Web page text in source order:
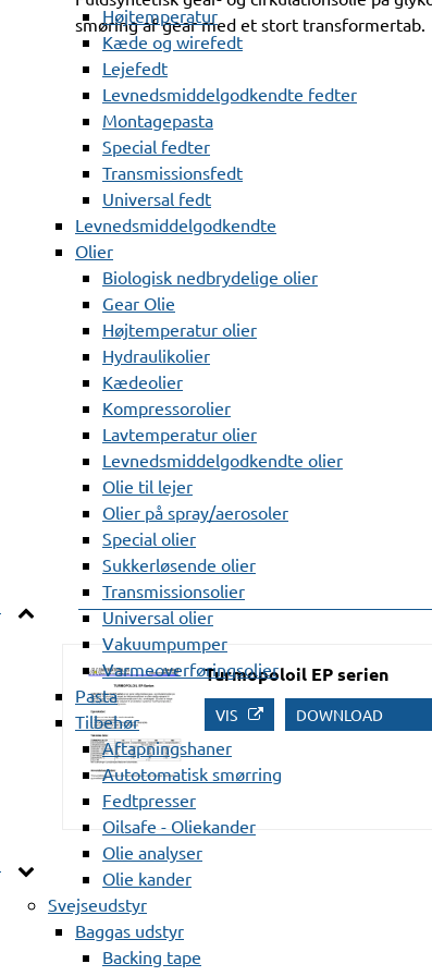
Højtemperatur
Kæde og wirefedt
Lejefedt
Levnedsmiddelgodkendte fedter
Montagepasta
Special fedter
Transmissionsfedt
Universal fedt
Levnedsmiddelgodkendte
Olier
Biologisk nedbrydelige olier
Gear Olie
Højtemperatur olier
Hydraulikolier
Kædeolier
Kompressorolier
Lavtemperatur olier
Levnedsmiddelgodkendte olier
Olie til lejer
Olier på spray/aerosoler
Special olier
Sukkerløsende olier
Transmissionsolier
Universal olier
Vakuumpumper
Varmeoverføringsolier
Pasta
Tilbehør
Aftapningshaner
Autotomatisk smørring
Fedtpresser
Oilsafe - Oliekander
Olie analyser
Olie kander
Svejseudstyr
Baggas udstyr
Backing tape
smøring af gear med et stort transformertab.
Turmopoloil EP serien
VIS DOWNLOAD